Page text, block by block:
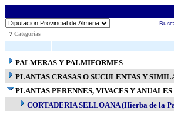
7 Categorias
PALMERAS Y PALMIFORMES
PLANTAS CRASAS O SUCULENTAS Y
PLANTAS PERENNES, VIVACES Y ANUALES
CORTADERIA SELLOANA (Hierba de la